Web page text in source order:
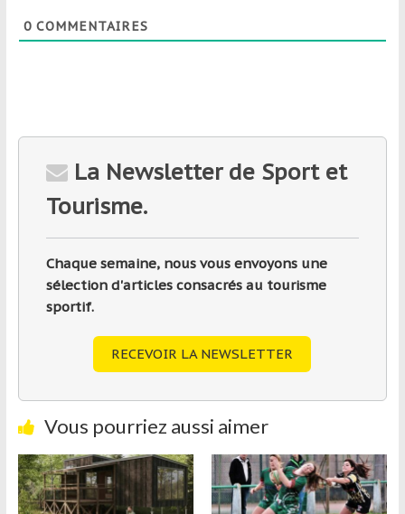
0COMMENTAIRES
La Newsletter de Sport et
Tourisme.
Chaque semaine, nous vous envoyons une
sélection d'articles consacrés au tourisme
sportif.
RECEVOIR LA NEWSLETTER
Vous pourriez aussi aimer